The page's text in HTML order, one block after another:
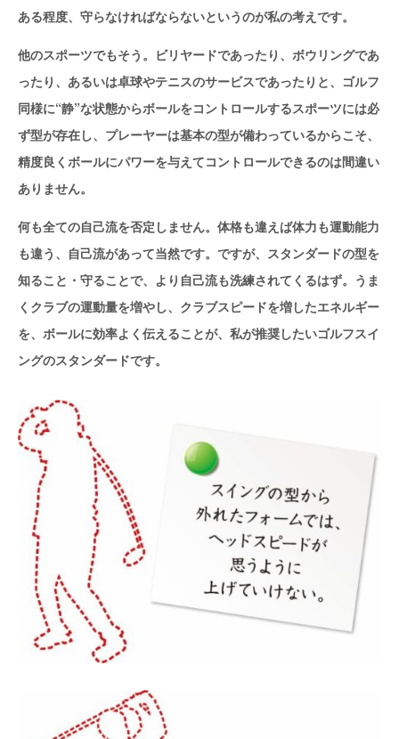
ある程度、守らなければならないというのが私の考えです。
他のスポーツでもそう。ビリヤードであったり、ボウリングであ
ったり、あるいは卓球やテニスのサービスであったりと、ゴルフ
同様に“静”な状態からボールをコントロールするスポーツには必
ず型が存在し、プレーヤーは基本の型が備わっているからこそ、
精度良くボールにパワーを与えてコントロールできるのは間違い
ありません。
何も全ての自己流を否定しません。体格も違えば体力も運動能力
も違う、自己流があって当然です。ですが、スタンダードの型を
知ること・守ることで、より自己流も洗練されてくるはず。うま
くクラブの運動量を増やし、クラブスピードを増したエネルギー
を、ボールに効率よく伝えることが、私が推奨したいゴルフスイ
ングのスタンダードです。